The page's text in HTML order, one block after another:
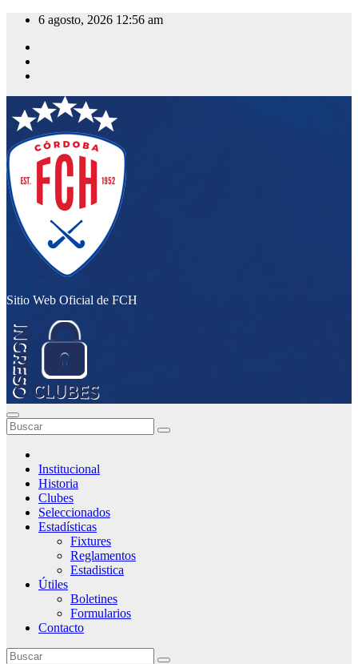
Saltar
contenido
6 agosto, 2026 12:56 am
Sitio Web Oficial de FCH
Institucional
Historia
Clubes
Seleccionados
Estadísticas
Fixtures
Reglamentos
Estadistica
Útiles
Boletines
Formularios
Contacto